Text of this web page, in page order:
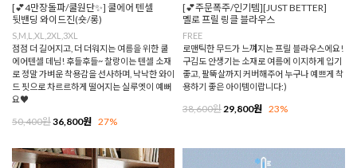
[💕4만장돌파/쿨원단✨] 쿨에어 텐셀
뒷밴딩 와이드진(숏/롱)
S,M,L,XL,2XL,3XL
점점 더 길어지고, 더 더워지는 여름을 위한 쿨
에어텐셀 데님! 후들후들~ 찰랑이는 텐셀 소재
로 정말 가벼운 착용감을 선사하며, 낙낙한 와이
드 핏으로 차르르하게 떨어지는 실루엣이 예뻐
요♥
50,400원36,800원 27%
[💕주문폭주/인기템][JUST BETTER]
멜로 프릴 링클 블라우스
FREE
로맨틱한 무드가 느껴지는 프릴 블라우스에요!
구김도 안생기는 소재로 여름에 이지하게 입기
좋고, 팔뚝살까지 커버해주어 누구나 예쁘게 착
용하기 좋은 아이템이랍니다:)
38,600원 29,800원 23%